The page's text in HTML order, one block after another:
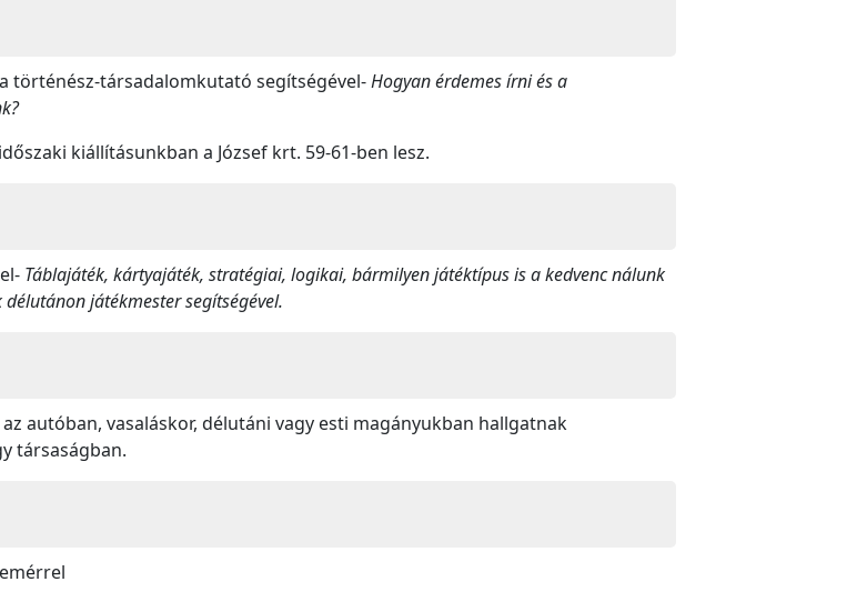
történész-társadalomkutató segítségével-Hogyan érdemes írni és a
kiállításunkban a József krt. 59-61-ben lesz.
Táblajáték, kártyajáték, stratégiai, logikai, bármilyen játéktípus is a kedvenc nálunk
játékmester segítségével.
autóban, vasaláskor, délutáni vagy esti magányukban hallgatnak
társaságban.